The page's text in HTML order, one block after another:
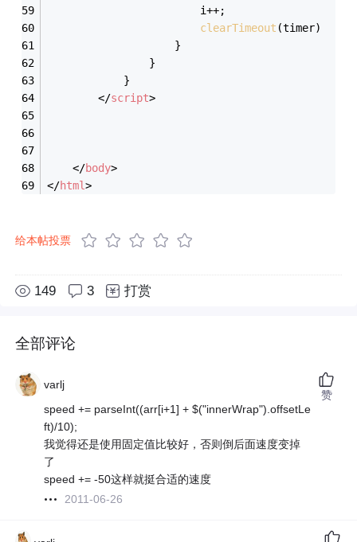
						i++;
clearTimeout (timer)
					}
				}
			}
</script>
</body>
</html>
给本帖投票
149 3 打赏
全部评论
varlj
speed += parseInt((arr[i+1] + $("innerWrap").offsetLe
ft)/10);
我觉得还是使用固定值比较好，否则倒后面速度变掉
了
speed += -50这样就挺合适的速度
2011-06-26
赞